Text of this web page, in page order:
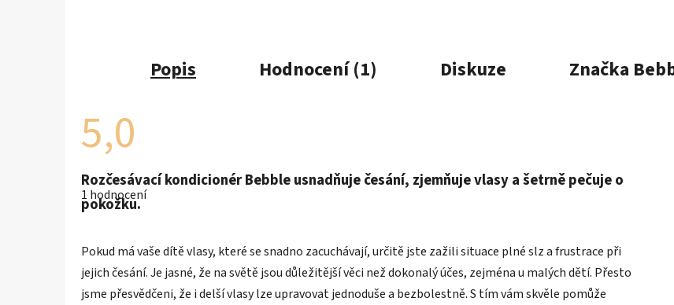
Popis Hodnocení (1) Diskuze Značka
5,0
Průměrné
hodnocení
produktu
je
5
hvězdiček.
1 hodnocení
Rozčesávací kondicionér Bebble usnadňuje česání, zjemňuje vlasy a šetrně pečuje o
pokožku.
Pokud má vaše dítě vlasy, které se snadno zacuchávají, určitě jste zažili situace plné slz a frustrace při
jejich česání.Je jasné, že na světě jsou důležitější věci než dokonalý účes, zejména u malých dětí. Přesto
jsme přesvědčeni, že i delší vlasy lze upravovat jednoduše a bezbolestně. S tím vám skvěle pomůže